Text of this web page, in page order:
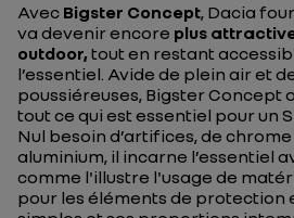
Avec Bigster Concept, Dacia
va devenir encore plus
outdoor,tout en restant
l’essentiel. Avide de plein air et
poussiéreuses, Bigster Concept
tout ce qui est essentiel pour un
Nul besoin d’artifices, de
aluminium, il incarne l’essentiel
comme l'illustre l'usage de
pour les éléments de protection